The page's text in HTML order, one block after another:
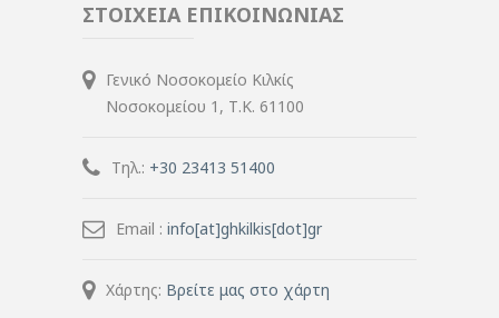
ΣΤΟΙΧΕΙΑ ΕΠΙΚΟΙΝΩΝΙΑΣ
Γενικό Νοσοκομείο Κιλκίς
Νοσοκομείου 1, Τ.Κ. 61100
Τηλ.: +30 23413 51400
Email : info[at]ghkilkis[dot]gr
Χάρτης: Βρείτε μας στο χάρτη